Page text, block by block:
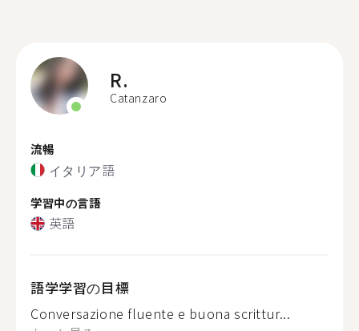
R.
Catanzaro
流暢
イタリア語
学習中の言語
英語
語学学習の目標
Conversazione fluente e buona scrittur...